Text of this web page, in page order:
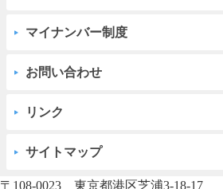
マイナンバー制度
お問い合わせ
リンク
サイトマップ
〒108-0023 東京都港区芝浦3-18-17